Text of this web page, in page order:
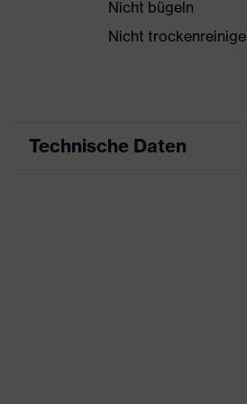
Nicht bügeln
Nicht
Technische Daten